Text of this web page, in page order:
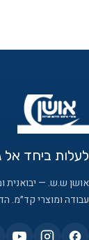
לעלות ביחד
אושן ש.ש. — יבואנית
עבודה ומוצרי קד״מ.